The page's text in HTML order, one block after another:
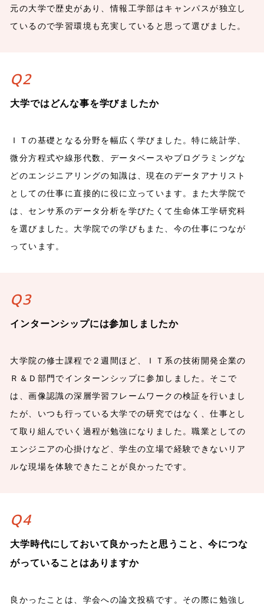
元の大学で歴史があり、情報工学部はキャンパスが独立し
ているので学習環境も充実していると思って選びました。
Q2
大学ではどんな事を学びましたか
ＩＴの基礎となる分野を幅広く学びました。特に統計学、
微分方程式や線形代数、データベースやプログラミングな
どのエンジニアリングの知識は、現在のデータアナリスト
としての仕事に直接的に役に立っています。また大学院で
は、センサ系のデータ分析を学びたくて生命体工学研究科
を選びました。大学院での学びもまた、今の仕事につなが
っています。
Q3
インターンシップには参加しましたか
大学院の修士課程で２週間ほど、ＩＴ系の技術開発企業の
Ｒ＆Ｄ部門でインターンシップに参加しました。そこで
は、画像認識の深層学習フレームワークの検証を行いまし
たが、いつも行っている大学での研究ではなく、仕事とし
て取り組んでいく過程が勉強になりました。職業としての
エンジニアの心掛けなど、学生の立場で経験できないリア
ルな現場を体験できたことが良かったです。
Q4
大学時代にしておいて良かったと思うこと、今につな
がっていることはありますか
良かったことは、学会への論文投稿です。その際に勉強し